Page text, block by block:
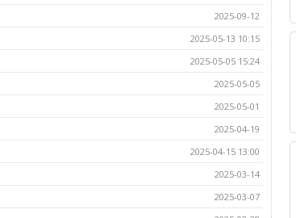
2025-09-12
2025-05-13 10:15
2025-05-05 15:24
2025-05-05
2025-05-01
2025-04-19
2025-04-15 13:00
2025-03-14
2025-03-07